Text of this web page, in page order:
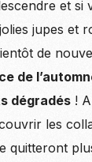
et si
jupes et
de
de
dégradés !
les
quitteront